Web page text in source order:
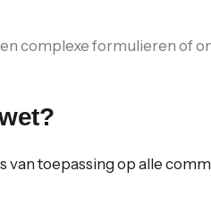
complexe formulieren of
van toepassing op alle